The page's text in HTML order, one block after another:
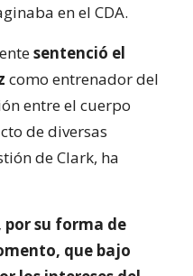
en el CDA.
sentenció el
como entrenador del
entre el cuerpo
de diversas
de Clark, ha
por su forma de
que bajo